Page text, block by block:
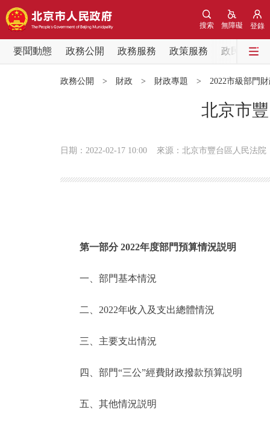
登錄
無障礙
搜索
要聞動態 政務公開 政務服務 政策服務
政民互動
便民服務
政務公開 > 財政 > 財政專題 > 2022市級部門
北京市
日期：2022-02-17 10:00 來源：北京市豐台區人民法院
第一部分 2022年度部門預算情況説明
一、部門基本情況
二、2022年收入及支出總體情況
三、主要支出情況
四、部門“三公”經費財政撥款預算説明
五、其他情況説明